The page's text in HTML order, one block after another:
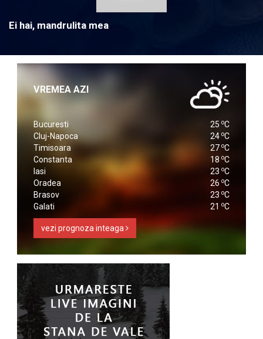
Ei hai, mandrulita mea
VREMEA AZI
Bucuresti 25 oC
Cluj-Napoca
24 oC
Timisoara
27 oC
Constanta
18 oC
Iasi
23 oC
Oradea
26 oC
Brasov
23 oC
Galati
21 oC
vezi prognoza inteaga